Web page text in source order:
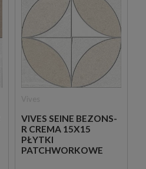
VIVES SEINE BEZONS-
R CREMA 15X15
PŁYTKI
PATCHWORKOWE